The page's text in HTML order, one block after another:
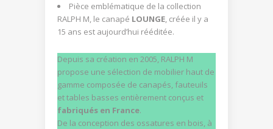
Pièce emblématique de la collection
RALPH M, le canapé LOUNGE, créée il y a
15 ans est aujourd’hui rééditée.
Depuis sa création en 2005, RALPH M
propose une sélection de mobilier haut de
gamme composée de canapés, fauteuils
et tables basses entièrement conçus et
fabriqués en France.
De la conception des ossatures en bois, à